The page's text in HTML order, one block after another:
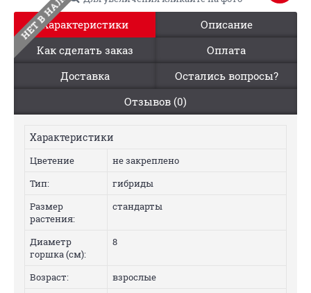
Характеристики
Описание
Как сделать заказ
Оплата
Доставка
Остались вопросы?
Отзывов (0)
Характеристики
Цветение
не закреплено
Тип:
гибриды
Размер
растения:
стандарты
Диаметр
горшка (см):
8
Возраст:
взрослые